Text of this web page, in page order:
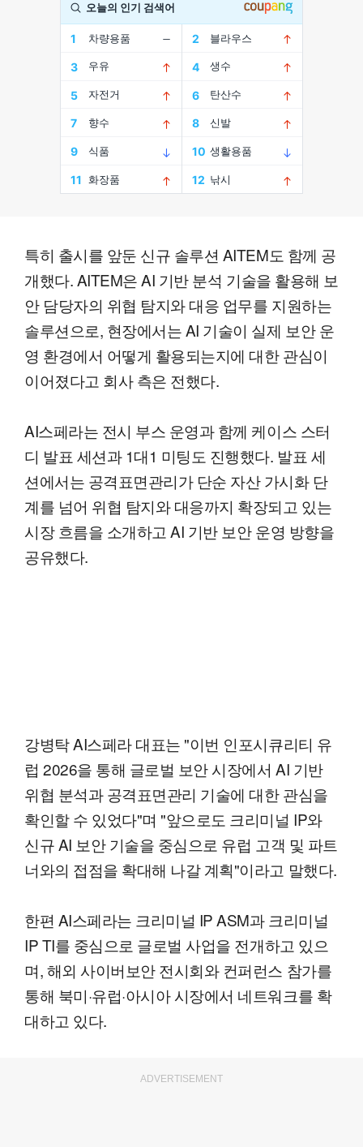
특히 출시를 앞둔 신규 솔루션 AITEM도 함께 공
개했다. AITEM은 AI 기반 분석 기술을 활용해 보
안 담당자의 위협 탐지와 대응 업무를 지원하는
솔루션으로, 현장에서는 AI 기술이 실제 보안 운
영 환경에서 어떻게 활용되는지에 대한 관심이
이어졌다고 회사 측은 전했다.
AI스페라는 전시 부스 운영과 함께 케이스 스터
디 발표 세션과 1대1 미팅도 진행했다. 발표 세
션에서는 공격표면관리가 단순 자산 가시화 단
계를 넘어 위협 탐지와 대응까지 확장되고 있는
시장 흐름을 소개하고 AI 기반 보안 운영 방향을
공유했다.
강병탁 AI스페라 대표는 "이번 인포시큐리티 유
럽 2026을 통해 글로벌 보안 시장에서 AI 기반
위협 분석과 공격표면관리 기술에 대한 관심을
확인할 수 있었다"며 "앞으로도 크리미널 IP와
신규 AI 보안 기술을 중심으로 유럽 고객 및 파트
너와의 접점을 확대해 나갈 계획"이라고 말했다.
한편 AI스페라는 크리미널 IP ASM과 크리미널
IP TI를 중심으로 글로벌 사업을 전개하고 있으
며, 해외 사이버보안 전시회와 컨퍼런스 참가를
통해 북미·유럽·아시아 시장에서 네트워크를 확
대하고 있다.
ADVERTISEMENT